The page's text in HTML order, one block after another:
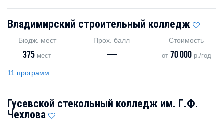
Владимирский строительный колледж
Бюдж. мест
375 мест
Прох. балл
—
Стоимость
от 70 000р./год
11 программ
Гусевской стекольный колледж им. Г.Ф.
Чехлова